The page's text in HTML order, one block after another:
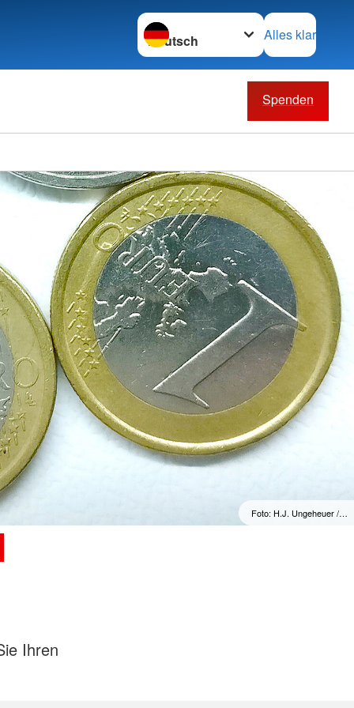
Sprache wechseln zu
Alles klar
Spenden
Foto: H.J. Ungeheuer /…
Ihren